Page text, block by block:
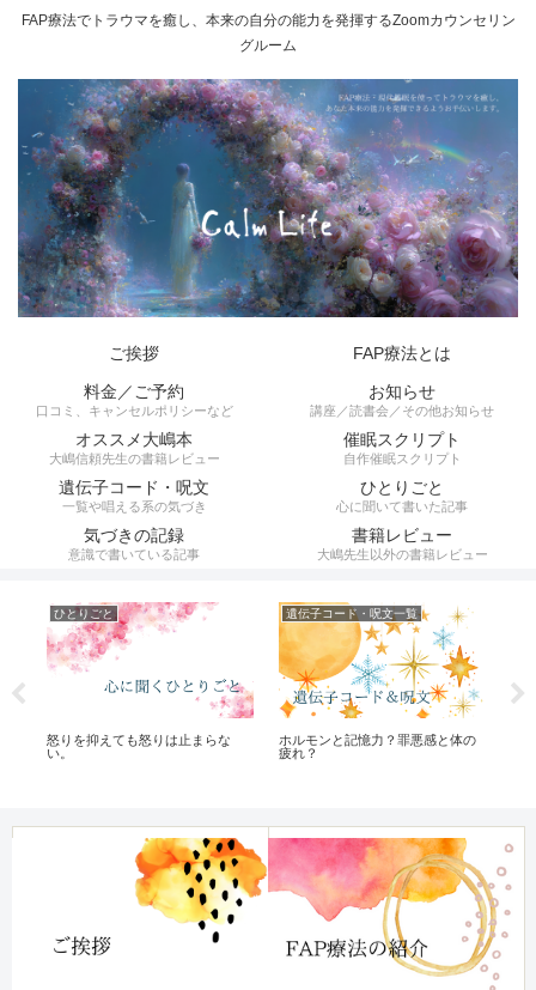
FAP療法でトラウマを癒し、本来の自分の能力を発揮するZoomカウンセリン
グルーム
ご挨拶
FAP療法とは
料金／ご予約
口コミ、キャンセルポリシーなど
お知らせ
講座／読書会／その他お知らせ
オススメ大嶋本
大嶋信頼先生の書籍レビュー
催眠スクリプト
自作催眠スクリプト
遺伝子コード・呪文
一覧や唱える系の気づき
ひとりごと
心に聞いて書いた記事
気づきの記録
意識で書いている記事
書籍レビュー
大嶋先生以外の書籍レビュー
ひとりごと
怒りを抑えても怒りは止まらな
い。
遺伝子コード・呪文一覧
ホルモンと記憶力？罪悪感と体の
疲れ？